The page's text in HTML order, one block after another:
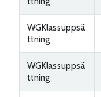
WGKlassuppsä
ttning
WGKlassuppsä
ttning